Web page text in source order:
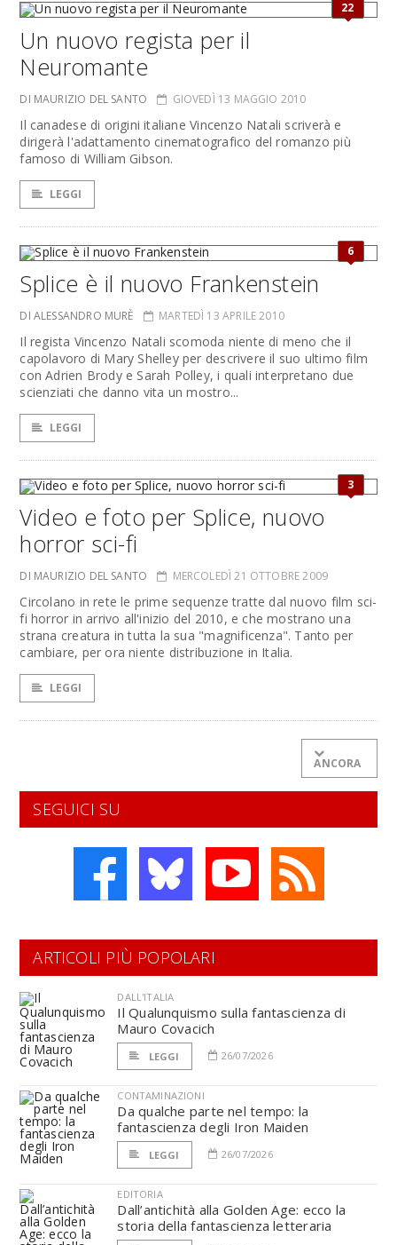
22
Un nuovo regista per il
Neuromante
DI MAURIZIO DEL SANTO GIOVEDÌ 13 MAGGIO 2010
Il canadese di origini italiane Vincenzo Natali scriverà e
dirigerà l'adattamento cinematografico del romanzo più
famoso di William Gibson.
LEGGI
6
Splice è il nuovo Frankenstein
DI ALESSANDRO MURÈ MARTEDÌ 13 APRILE 2010
Il regista Vincenzo Natali scomoda niente di meno che il
capolavoro di Mary Shelley per descrivere il suo ultimo film
con Adrien Brody e Sarah Polley, i quali interpretano due
scienziati che danno vita un mostro...
LEGGI
3
Video e foto per Splice, nuovo
horror sci-fi
DI MAURIZIO DEL SANTO MERCOLEDÌ 21 OTTOBRE 2009
Circolano in rete le prime sequenze tratte dal nuovo film sci-
fi horror in arrivo all'inizio del 2010, e che mostrano una
strana creatura in tutta la sua "magnificenza". Tanto per
cambiare, per ora niente distribuzione in Italia.
LEGGI
ANCORA
SEGUICI SU
ARTICOLI PIÙ POPOLARI
DALL'ITALIA
Il Qualunquismo sulla fantascienza di
Mauro Covacich
LEGGI 26/07/2026
CONTAMINAZIONI
Da qualche parte nel tempo: la
fantascienza degli Iron Maiden
LEGGI 26/07/2026
EDITORIA
Dall’antichità alla Golden Age: ecco la
storia della fantascienza letteraria